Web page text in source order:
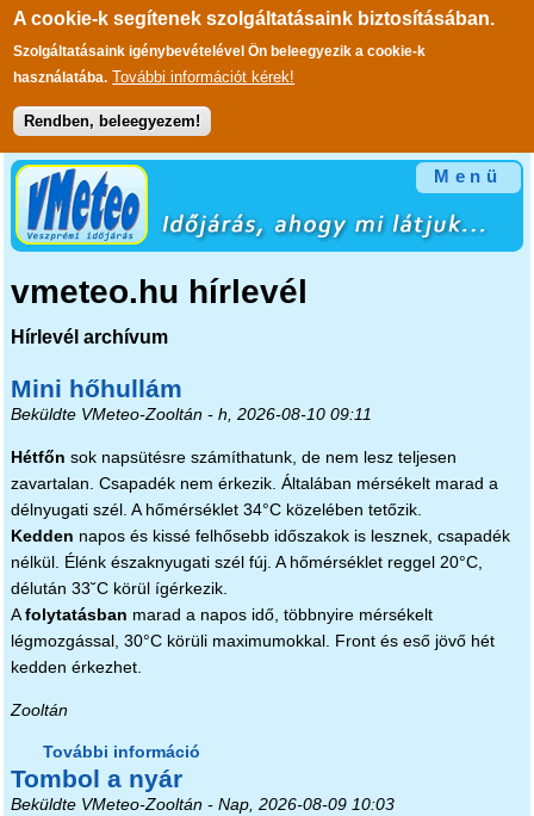
A cookie-k segítenek szolgáltatásaink biztosításában.
Szolgáltatásaink igénybevételével Ön beleegyezik a cookie-k
használatába. További információt kérek!
Rendben, beleegyezem!
Ugrás a tartalomra
Menü
vmeteo.hu hírlevél
Hírlevél archívum
Mini hőhullám
Beküldte VMeteo-Zooltán- h, 2026-08-10 09:11
Hétfőn sok napsütésre számíthatunk, de nem lesz teljesen
zavartalan. Csapadék nem érkezik. Általában mérsékelt marad a
délnyugati szél. A hőmérséklet 34°C közelében tetőzik.
Kedden napos és kissé felhősebb időszakok is lesznek, csapadék
nélkül. Élénk északnyugati szél fúj. A hőmérséklet reggel 20°C,
délután 33˘C körül ígérkezik.
A folytatásban marad a napos idő, többnyire mérsékelt
légmozgással, 30°C körüli maximumokkal. Front és eső jövő hét
kedden érkezhet.
Zooltán
További információ
Tombol a nyár
Beküldte VMeteo-Zooltán- Nap, 2026-08-09 10:03